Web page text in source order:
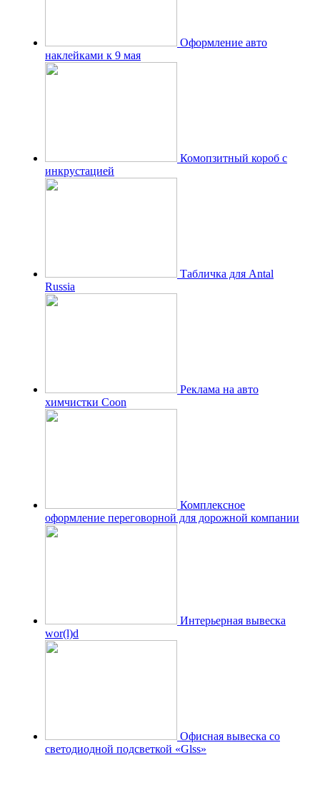
Оформление авто
наклейками к 9 мая
Комопзитный короб с
инкрустацией
Табличка для Antal
Russia
Реклама на авто
химчистки Coon
Комплексное
оформление переговорной для дорожной компании
Интерьерная вывеска
wor(l)d
Офисная вывеска со
светодиодной подсветкой «Glss»